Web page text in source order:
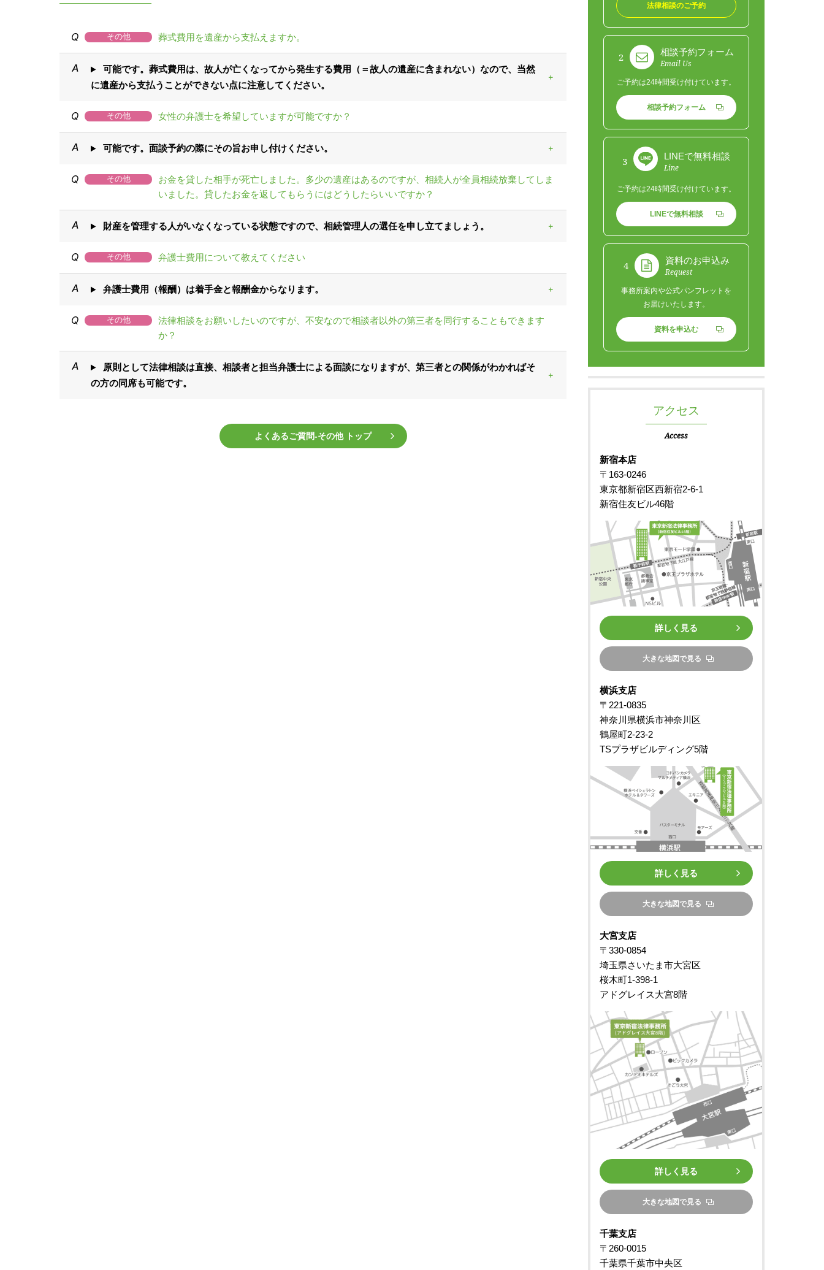
その他 葬式費用を遺産から支払えますか。
可能です。葬式費用は、故人が亡くなってから発生する費用（＝故人の遺産に含まれない）なので、当然
に遺産から支払うことができない点に注意してください。
その他 女性の弁護士を希望していますが可能ですか？
可能です。面談予約の際にその旨お申し付けください。
その他
お金を貸した相手が死亡しました。多少の遺産はあるのですが、相続人が全員相続放棄してしま
いました。貸したお金を返してもらうにはどうしたらいいですか？
財産を管理する人がいなくなっている状態ですので、相続管理人の選任を申し立てましょう。
その他 弁護士費用について教えてください
弁護士費用（報酬）は着手金と報酬金からなります。
その他
法律相談をお願いしたいのですが、不安なので相談者以外の第三者を同行することもできます
か？
原則として法律相談は直接、相談者と担当弁護士による面談になりますが、第三者との関係がわかればそ
の方の同席も可能です。
よくあるご質問‐その他 トップ
法律相談のご予約
2
相談予約フォーム
Email Us
ご予約は24時間受け付けています。
相談予約フォーム
3
LINEで無料相談
Line
ご予約は24時間受け付けています。
LINEで無料相談
4
資料のお申込み
Request
事務所案内や公式パンフレットを
お届けいたします。
資料を申込む
アクセス
Access
新宿本店
〒163-0246
東京都新宿区西新宿2-6-1
新宿住友ビル46階
詳しく見る
大きな地図で見る
横浜支店
〒221-0835
神奈川県横浜市神奈川区
鶴屋町2-23-2
TSプラザビルディング5階
詳しく見る
大きな地図で見る
大宮支店
〒330-0854
埼玉県さいたま市大宮区
桜木町1-398-1
アドグレイス大宮8階
詳しく見る
大きな地図で見る
千葉支店
〒260-0015
千葉県千葉市中央区